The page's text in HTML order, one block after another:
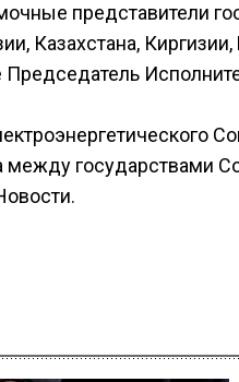
представители
Казахстана,
между государствами